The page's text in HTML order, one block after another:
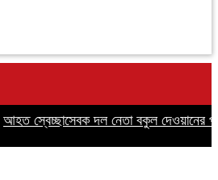
আহত স্বেচ্ছাসেবক দল নেতা বকুল দেওয়ানের